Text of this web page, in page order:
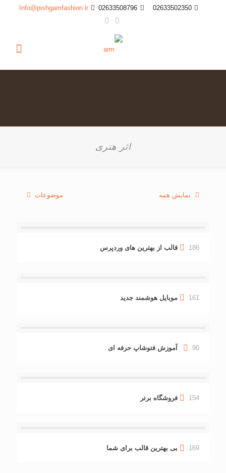
02633502350
02633508796
Info@pishgamfashion.ir
اثر هنری
موضوعات نمایش همه
قالب از بهترین های وردپرس 186
موبایل هوشمند جدید 161
آموزش فتوشاپ حرفه ای 90
فروشگاه برتر 154
بی بهترین قالب برای شما 169